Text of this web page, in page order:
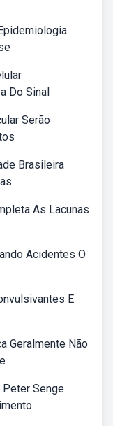
Do Sinal
Serão
Brasileira
As Lacunas
Acidentes O
E
Geralmente Não
Senge